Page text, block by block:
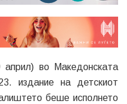
април) во Македонската
издание на детскиот
беше исполнето